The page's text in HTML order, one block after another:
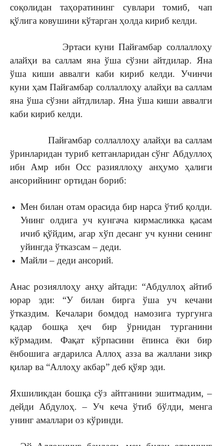
соқолидан таҳоратининг сувлари томиб, чап
қўлига ковушини кўтарган ҳолда кириб келди.
Эртаси куни Пайғамбар соллаллоҳу
алайҳи ва саллам яна ўша сўзни айтдилар. Яна
ўша киши аввалги каби кириб келди. Учинчи
куни ҳам Пайғамбар соллаллоҳу алайҳи ва саллам
яна ўша сўзни айтдлилар. Яна ўша киши аввалги
каби кириб келди.
Пайғамбар соллаллоҳу алайҳи ва саллам
ўринларидан туриб кетганларидан сўнг Абдуллоҳ
ибн Амр ибн Осс разияллоҳу анҳумо ҳалиги
ансорийнинг ортидан бориб:
Мен билан отам орасида бир нарса ўтиб қолди.
Унинг олдига уч кунгача кирмасликка қасам
ичиб қўйдим, агар хўп десанг уч кунни сенинг
уйингда ўтказсам – деди.
Майли – деди ансорий.
Анас розияллоҳу анҳу айтади: “Абдуллоҳ айтиб
юрар эди: “У билан бирга ўша уч кечани
ўтказдим. Кечалари бомдод намозига тургунга
қадар бошқа ҳеч бир ўрнидан турганини
кўрмадим. Фақат кўрпасини ёпинса ёки бир
ёнбошига ағдарилса Аллоҳ азза ва жаллани зикр
қилар ва “Аллоҳу акбар” деб қўяр эди.
Яхшиликдан бошқа сўз айтганини эшитмадим, –
дейди Абдулоҳ. – Уч кеча ўтиб бўлди, менга
унинг амаллари оз кўринди.